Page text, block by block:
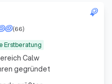
Erstberatung
(66)
Calw
gegründet